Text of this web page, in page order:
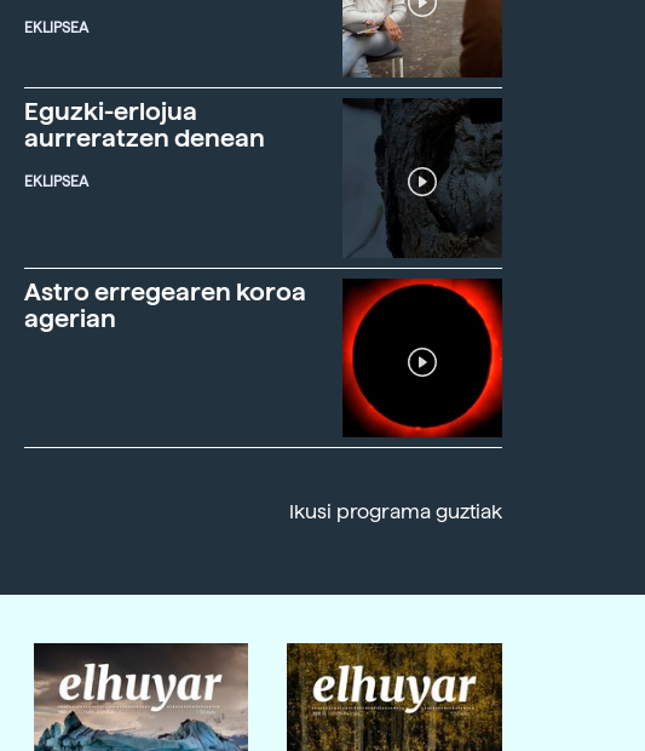
EKLIPSEA
Eguzki-erlojua
aurreratzen denean
EKLIPSEA
Astro erregearen koroa
agerian
Ikusi programa guztiak